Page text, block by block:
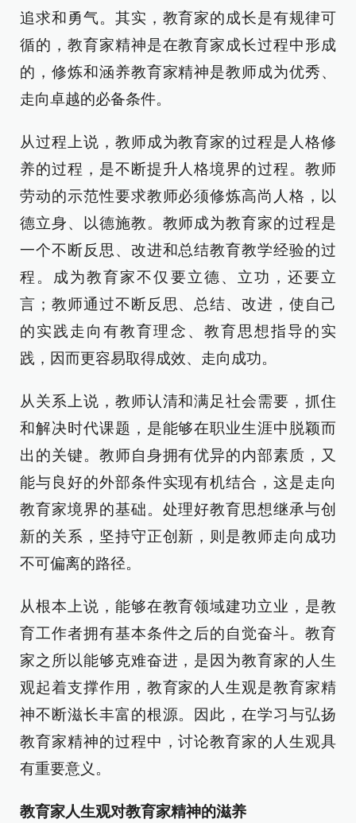
追求和勇气。其实，教育家的成长是有规律可
循的，教育家精神是在教育家成长过程中形成
的，修炼和涵养教育家精神是教师成为优秀、
走向卓越的必备条件。
从过程上说，教师成为教育家的过程是人格修
养的过程，是不断提升人格境界的过程。教师
劳动的示范性要求教师必须修炼高尚人格，以
德立身、以德施教。教师成为教育家的过程是
一个不断反思、改进和总结教育教学经验的过
程。成为教育家不仅要立德、立功，还要立
言；教师通过不断反思、总结、改进，使自己
的实践走向有教育理念、教育思想指导的实
践，因而更容易取得成效、走向成功。
从关系上说，教师认清和满足社会需要，抓住
和解决时代课题，是能够在职业生涯中脱颖而
出的关键。教师自身拥有优异的内部素质，又
能与良好的外部条件实现有机结合，这是走向
教育家境界的基础。处理好教育思想继承与创
新的关系，坚持守正创新，则是教师走向成功
不可偏离的路径。
从根本上说，能够在教育领域建功立业，是教
育工作者拥有基本条件之后的自觉奋斗。教育
家之所以能够克难奋进，是因为教育家的人生
观起着支撑作用，教育家的人生观是教育家精
神不断滋长丰富的根源。因此，在学习与弘扬
教育家精神的过程中，讨论教育家的人生观具
有重要意义。
教育家人生观对教育家精神的滋养